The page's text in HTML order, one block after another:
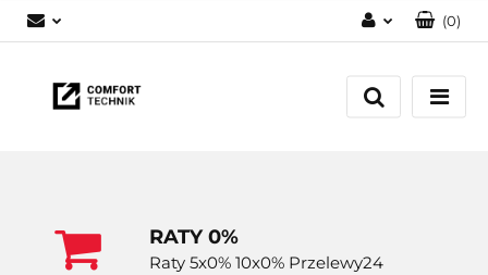
Zaloguj się
Zarejestruj się
(0)
RATY 0%
Raty 5x0% 10x0% Przelewy24